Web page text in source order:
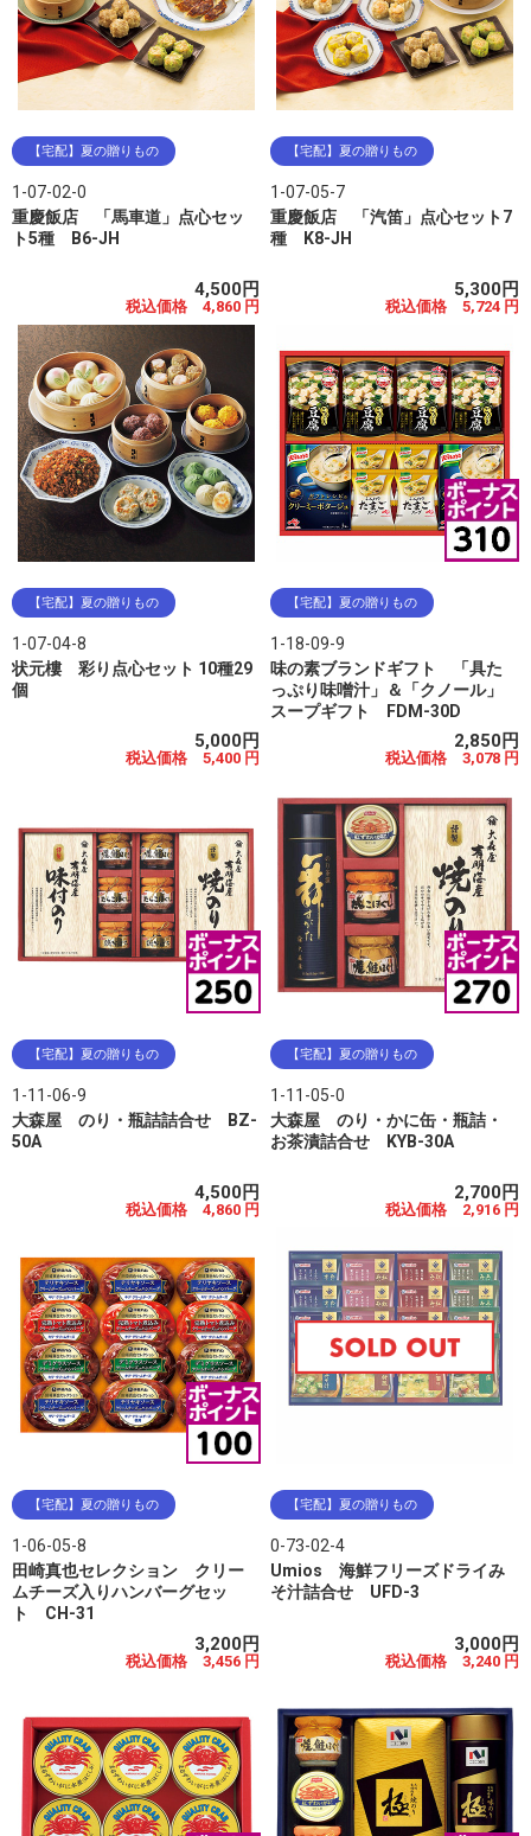
【宅配】夏の贈りもの
1-07-02-0
重慶飯店 「馬車道」点心セッ
ト5種 B6-JH
4,500円
税込価格 4,860 円
【宅配】夏の贈りもの
1-07-05-7
重慶飯店 「汽笛」点心セット7
種 K8-JH
5,300円
税込価格 5,724 円
【宅配】夏の贈りもの
1-07-04-8
状元樓 彩り点心セット 10種29
個
5,000円
税込価格 5,400 円
【宅配】夏の贈りもの
1-18-09-9
味の素ブランドギフト 「具た
っぷり味噌汁」＆「クノール」
スープギフト FDM-30D
2,850円
税込価格 3,078 円
【宅配】夏の贈りもの
1-11-06-9
大森屋 のり・瓶詰詰合せ BZ-
50A
4,500円
税込価格 4,860 円
【宅配】夏の贈りもの
1-11-05-0
大森屋 のり・かに缶・瓶詰・
お茶漬詰合せ KYB-30A
2,700円
税込価格 2,916 円
【宅配】夏の贈りもの
1-06-05-8
田崎真也セレクション クリー
ムチーズ入りハンバーグセッ
ト CH-31
3,200円
税込価格 3,456 円
【宅配】夏の贈りもの
0-73-02-4
Umios 海鮮フリーズドライみ
そ汁詰合せ UFD-3
3,000円
税込価格 3,240 円